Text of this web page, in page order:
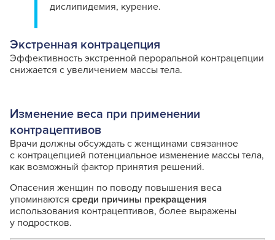
дислипидемия, курение.
Экстренная контрацепция
Эффективность экстренной пероральной контрацепции
снижается с увеличением массы тела.
Изменение веса при применении
контрацептивов
Врачи должны обсуждать с женщинами связанное
с контрацепцией потенциальное изменение массы тела,
как возможный фактор принятия решений.
Опасения женщин по поводу повышения веса
упоминаются среди причины прекращения
использования контрацептивов, более выражены
у подростков.